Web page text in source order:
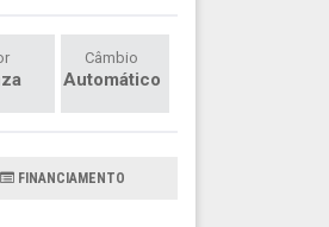
Câmbio
Automático
FINANCIAMENTO